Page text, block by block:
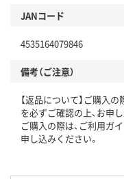
JANコード
4535164079846
備考（ご注意）
【返品について】ご購入の
を必ずご確認の上、お申
ご購入の際は、ご利用ガイ
申し込みください。